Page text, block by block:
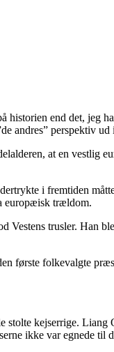
historien end det, jeg
andres” perspektiv ud
at en vestlig
i fremtiden
europæisk trældom.
trusler. Han
første folkevalgte
stolte kejserrige.
ikke var egnede til